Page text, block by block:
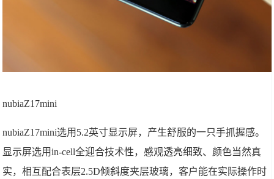
nubiaZ17mini
nubiaZ17mini选用5.2英寸显示屏，产生舒服的一只手抓握感。
显示屏选用in-cell全迎合技术性，感观透亮细致、颜色当然真
实，相互配合表层2.5D倾斜度夹层玻璃，客户能在实际操作时